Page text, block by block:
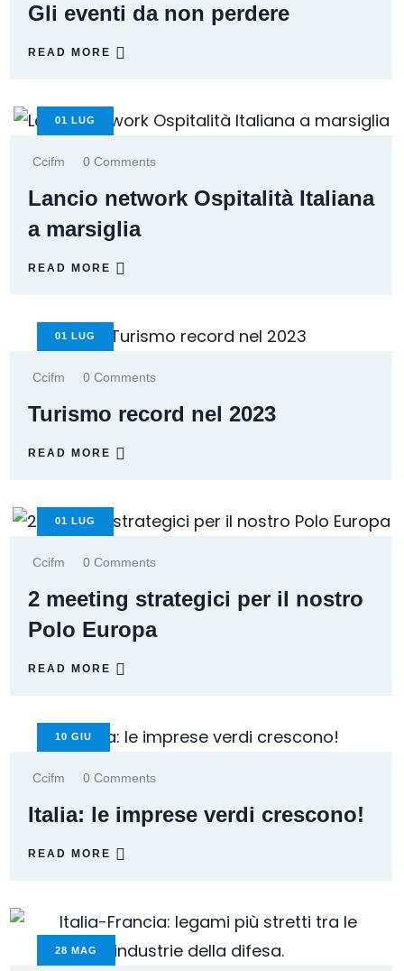
Gli eventi da non perdere
READ MORE
01 LUG
Ccifm 0 Comments
Lancio network Ospitalità Italiana
a marsiglia
READ MORE
01 LUG
Ccifm 0 Comments
Turismo record nel 2023
READ MORE
01 LUG
Ccifm 0 Comments
2 meeting strategici per il nostro
Polo Europa
READ MORE
10 GIU
Ccifm 0 Comments
Italia: le imprese verdi crescono!
READ MORE
28 MAG